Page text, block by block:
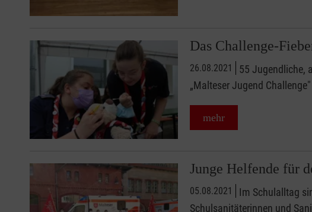
Das Challenge-
26.08.2021
55 Jugendliche,
„Malteser Jugend
mehr
Junge Helfende für
05.08.2021
Im Schulalltag
Schulsanitäterinnen und